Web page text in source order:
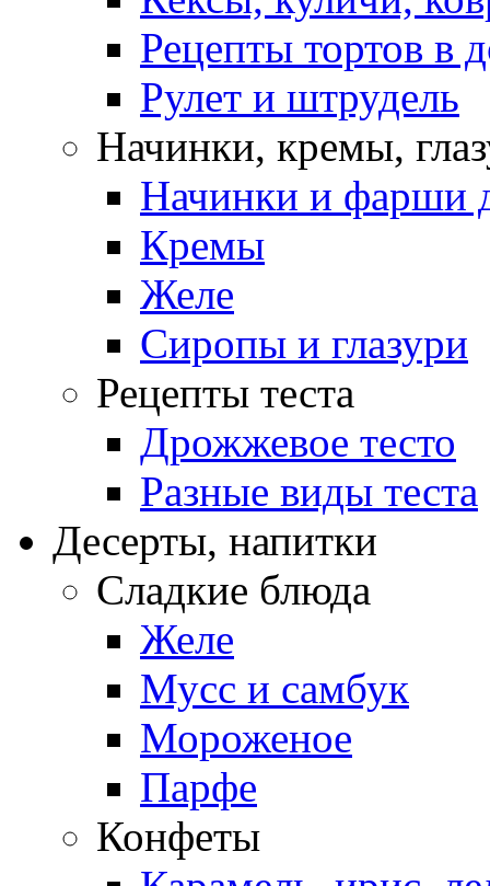
Рецепты тортов в
Рулет и штрудель
Начинки, кремы,
Начинки и фарши
Кремы
Желе
Сиропы и глазури
Рецепты теста
Дрожжевое тесто
Разные виды теста
Десерты, напитки
Сладкие блюда
Желе
Мусс и самбук
Мороженое
Парфе
Конфеты